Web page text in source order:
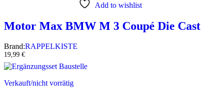
Add to wishlist
Motor Max BMW M 3 Coupé Die Cast
Brand:RAPPELKISTE
19,99 €
Verkauft/nicht vorrätig